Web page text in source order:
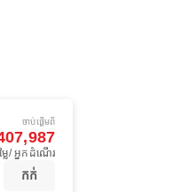
ចាប់ផ្ដើមពី
លៃ/ អ្នកដំណើរ
កក់